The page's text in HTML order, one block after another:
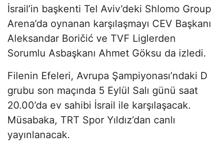
İsrail’in başkenti Tel Aviv’deki Shlomo Group
Arena’da oynanan karşılaşmayı CEV Başkanı
Aleksandar Boričić ve TVF Liglerden
Sorumlu Asbaşkanı Ahmet Göksu da izledi.
Filenin Efeleri, Avrupa Şampiyonası’ndaki D
grubu son maçında 5 Eylül Salı günü saat
20.00’da ev sahibi İsrail ile karşılaşacak.
Müsabaka, TRT Spor Yıldız’dan canlı
yayınlanacak.